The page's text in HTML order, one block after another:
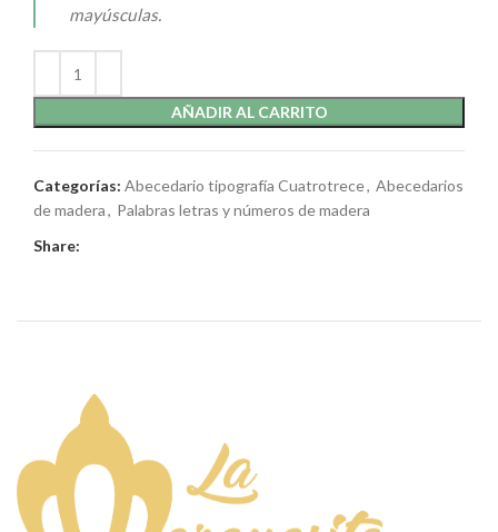
mayúsculas.
AÑADIR AL CARRITO
Categorías: Abecedario tipografía Cuatrotrece, Abecedarios
de madera, Palabras letras y números de madera
Share: